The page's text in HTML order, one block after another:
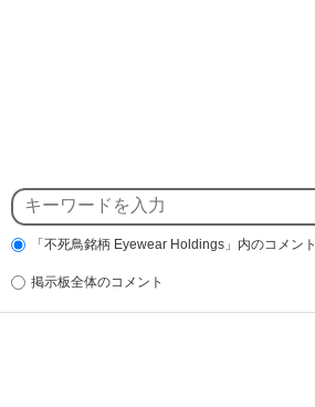
「不死鳥銘柄 Eyewear Holdings」内のコメント
掲示板全体のコメント